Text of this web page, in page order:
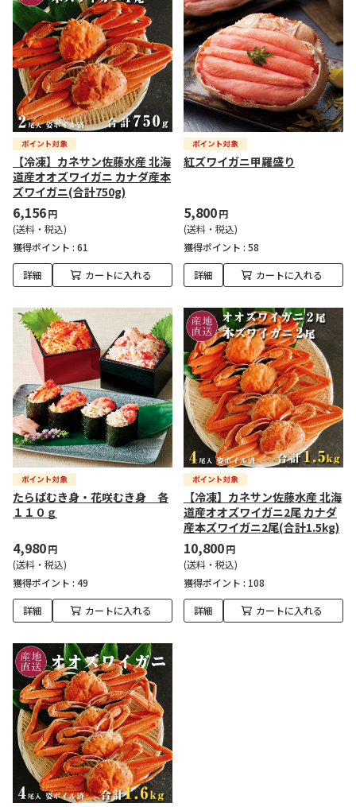
【冷凍】カネサン佐藤水産 北海
道産オオズワイガニ カナダ産本
ズワイガニ(合計750g)
6,156円
(送料・税込)
獲得ポイント : 61
詳細 カートに入れる
紅ズワイガニ甲羅盛り
5,800円
(送料・税込)
獲得ポイント : 58
詳細 カートに入れる
たらばむき身・花咲むき身 各
１１０ｇ
4,980円
(送料・税込)
獲得ポイント : 49
詳細 カートに入れる
【冷凍】カネサン佐藤水産 北海
道産オオズワイガニ2尾 カナダ
産本ズワイガニ2尾(合計1.5kg)
10,800円
(送料・税込)
獲得ポイント : 108
詳細 カートに入れる